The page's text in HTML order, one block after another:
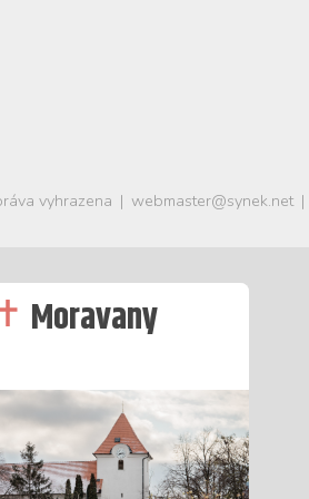
vyhrazena | webmaster@synek.net|